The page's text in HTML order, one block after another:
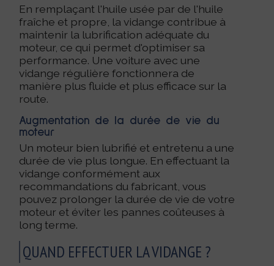
En remplaçant l'huile usée par de l'huile
fraîche et propre, la vidange contribue à
maintenir la lubrification adéquate du
moteur, ce qui permet d'optimiser sa
performance. Une voiture avec une
vidange régulière fonctionnera de
manière plus fluide et plus efficace sur la
route.
Augmentation de la durée de vie du
moteur
Un moteur bien lubrifié et entretenu a une
durée de vie plus longue. En effectuant la
vidange conformément aux
recommandations du fabricant, vous
pouvez prolonger la durée de vie de votre
moteur et éviter les pannes coûteuses à
long terme.
QUAND EFFECTUER LA VIDANGE ?